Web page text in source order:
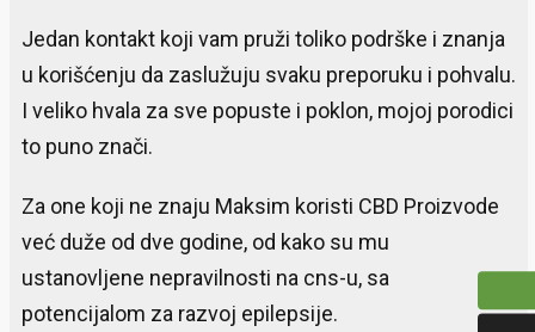
Jedan kontakt koji vam pruži toliko podrške i znanja
u korišćenju da zaslužuju svaku preporuku i pohvalu.
I veliko hvala za sve popuste i poklon, mojoj porodici
to puno znači.
Za one koji ne znaju Maksim koristi CBD Proizvode
već duže od dve godine, od kako su mu
ustanovljene nepravilnosti na cns-u, sa
potencijalom za razvoj epilepsije.